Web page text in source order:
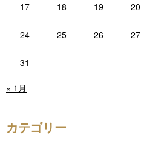
17 18 19 20
24 25 26 27
31
« 1月
カテゴリー